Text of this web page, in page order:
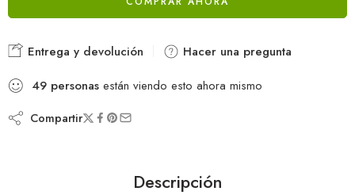
Entrega y devolución
Hacer una pregunta
49 personas están viendo esto ahora mismo
Compartir
Descripción